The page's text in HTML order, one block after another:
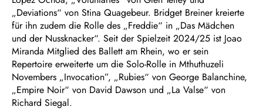
„Deviations“ von Stina Quagebeur. Bridget Breiner kreierte
für ihn zudem die Rolle des „Freddie“ in „Das Mädchen
und der Nussknacker“. Seit der Spielzeit 2024/25 ist Joao
Miranda Mitglied des Ballett am Rhein, wo er sein
Repertoire erweiterte um die Solo-Rolle in Mthuthuzeli
Novembers „Invocation”, „Rubies“ von George Balanchine,
„Empire Noir“ von David Dawson und „La Valse“ von
Richard Siegal.